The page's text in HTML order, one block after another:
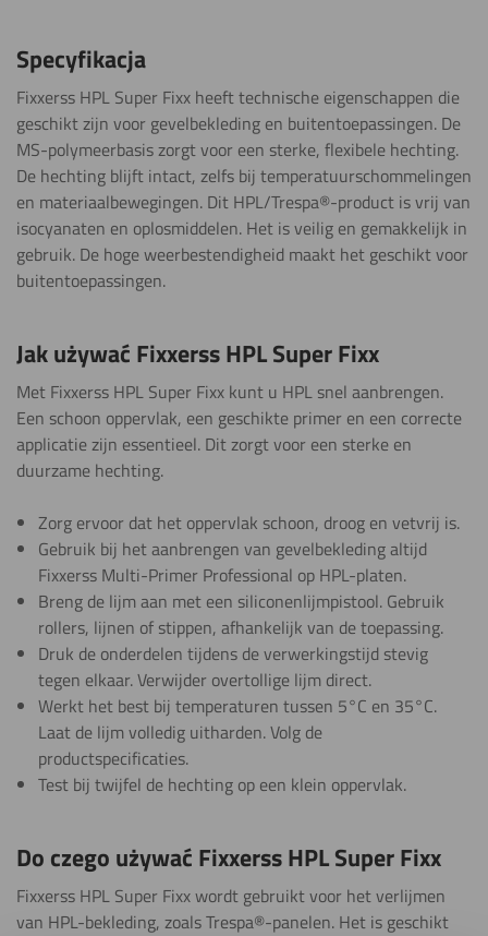
Specyfikacja
Fixxerss HPL Super Fixx heeft technische eigenschappen die
geschikt zijn voor gevelbekleding en buitentoepassingen. De
MS-polymeerbasis zorgt voor een sterke, flexibele hechting.
De hechting blijft intact, zelfs bij temperatuurschommelingen
en materiaalbewegingen. Dit HPL/Trespa®-product is vrij van
isocyanaten en oplosmiddelen. Het is veilig en gemakkelijk in
gebruik. De hoge weerbestendigheid maakt het geschikt voor
buitentoepassingen.
Jak używać Fixxerss HPL Super Fixx
Met Fixxerss HPL Super Fixx kunt u HPL snel aanbrengen.
Een schoon oppervlak, een geschikte primer en een correcte
applicatie zijn essentieel. Dit zorgt voor een sterke en
duurzame hechting.
Zorg ervoor dat het oppervlak schoon, droog en vetvrij is.
Gebruik bij het aanbrengen van gevelbekleding altijd
Fixxerss Multi-Primer Professional op HPL-platen.
Breng de lijm aan met een siliconenlijmpistool. Gebruik
rollers, lijnen of stippen, afhankelijk van de toepassing.
Druk de onderdelen tijdens de verwerkingstijd stevig
tegen elkaar. Verwijder overtollige lijm direct.
Werkt het best bij temperaturen tussen 5°C en 35°C.
Laat de lijm volledig uitharden. Volg de
productspecificaties.
Test bij twijfel de hechting op een klein oppervlak.
Do czego używać Fixxerss HPL Super Fixx
Fixxerss HPL Super Fixx wordt gebruikt voor het verlijmen
van HPL-bekleding, zoals Trespa®-panelen. Het is geschikt